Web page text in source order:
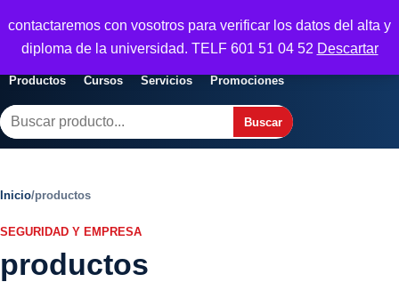
contactaremos con vosotros para verificar los datos del alta y
diploma de la universidad. TELF 601 51 04 52 Descartar
Seguridad y Empresa
empresas
Abrir menu
Productos Cursos Servicios Promociones
Buscar
Buscar
Inicio/productos
SEGURIDAD Y EMPRESA
productos